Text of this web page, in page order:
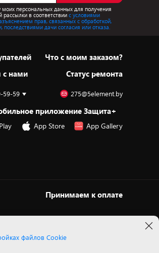
персональных данных для получения
в соответствиис условиями
прав, связанных с обработкой,
дачи согласия или отказа.
с нами
Что с моим заказом?
Статус ремонта
59-59 275@5element.by
приложение Защита+
App Store App Gallery
Принимаем к оплате
файлов Cookie